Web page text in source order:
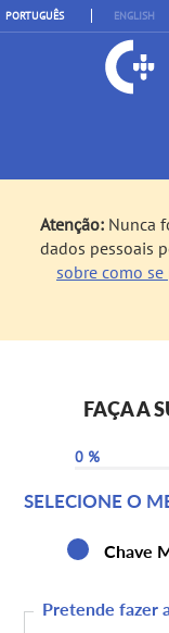
PORTUGUÊS ENGLISH
Atenção: Nunca
dados pessoais
sobre como
FAÇA A
0 %
SELECIONE O
Chave
Pretende fazer